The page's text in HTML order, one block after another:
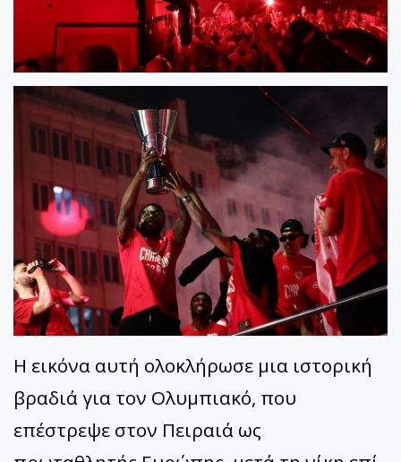
Η εικόνα αυτή ολοκλήρωσε μια ιστορική
βραδιά για τον Ολυμπιακό, που
επέστρεψε στον Πειραιά ως